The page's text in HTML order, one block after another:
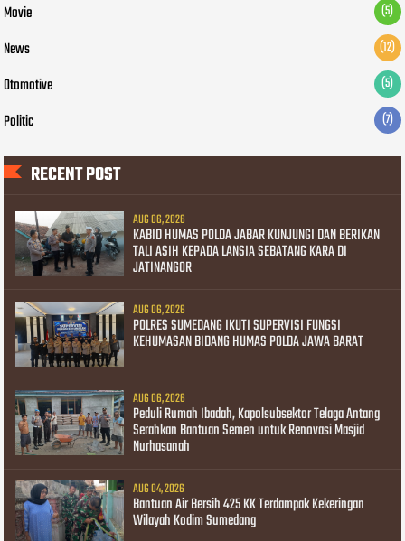
Movie (5)
News (12)
Otomotive (5)
Politic (7)
RECENT POST
AUG 06, 2026
KABID HUMAS POLDA JABAR KUNJUNGI DAN BERIKAN
TALI ASIH KEPADA LANSIA SEBATANG KARA DI
JATINANGOR
AUG 06, 2026
POLRES SUMEDANG IKUTI SUPERVISI FUNGSI
KEHUMASAN BIDANG HUMAS POLDA JAWA BARAT
AUG 06, 2026
Peduli Rumah Ibadah, Kapolsubsektor Telaga Antang
Serahkan Bantuan Semen untuk Renovasi Masjid
Nurhasanah
AUG 04, 2026
Bantuan Air Bersih 425 KK Terdampak Kekeringan
Wilayah Kodim Sumedang